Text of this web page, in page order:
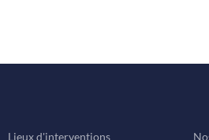
Lieux d'interventions